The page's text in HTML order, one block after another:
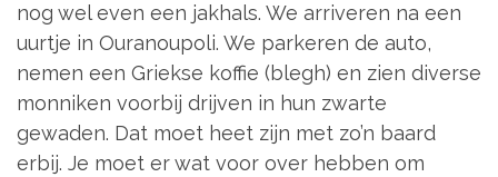
nog wel even een jakhals. We arriveren na een
uurtje in Ouranoupoli. We parkeren de auto,
nemen een Griekse koffie (blegh) en zien diverse
monniken voorbij drijven in hun zwarte
gewaden. Dat moet heet zijn met zo’n baard
erbij. Je moet er wat voor over hebben om